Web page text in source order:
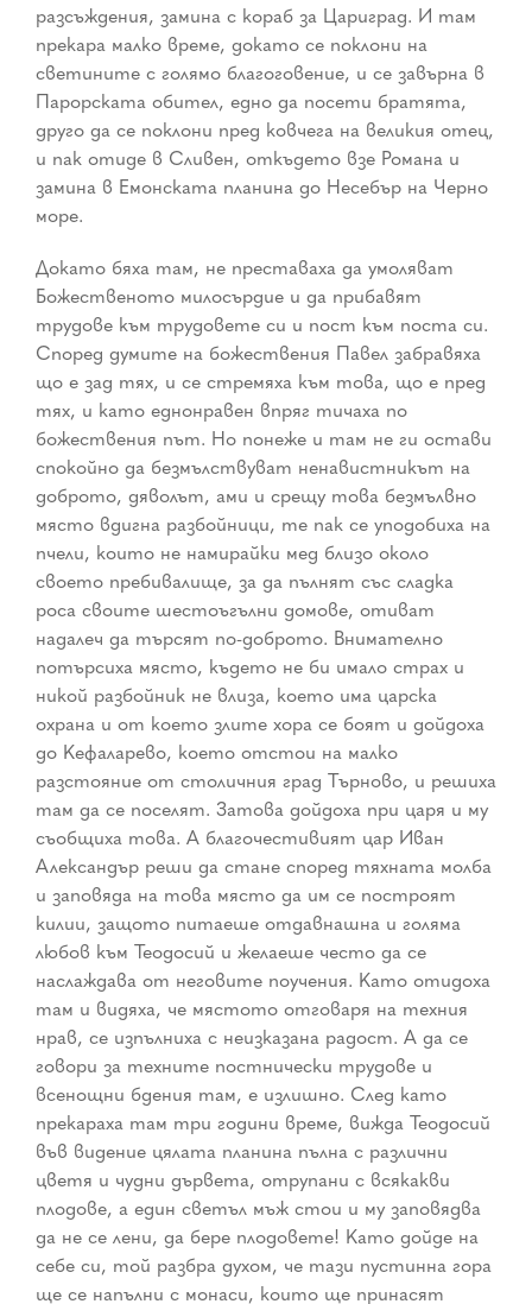
разсъждения, замина с кораб за Цариград. И там
прекара малко време, докато се поклони на
светините с голямо благоговение, и се завърна в
Парорската обител, едно да посети братята,
друго да се поклони пред ковчега на великия отец,
и пак отиде в Сливен, откъдето взе Романа и
замина в Емонската планина до Несебър на Черно
море.
Докато бяха там, не преставаха да умоляват
Божественото милосърдие и да прибавят
трудове към трудовете си и пост към поста си.
Според думите на божествения Павел забравяха
що е зад тях, и се стремяха към това, що е пред
тях, и като еднонравен впряг тичаха по
божествения път. Но понеже и там не ги остави
спокойно да безмълствуват ненавистникът на
доброто, дяволът, ами и срещу това безмълвно
място вдигна разбойници, те пак се уподобиха на
пчели, които не намирайки мед близо около
своето пребивалище, за да пълнят със сладка
роса своите шестоъгълни домове, отиват
надалеч да търсят по-доброто. Внимателно
потърсиха място, където не би имало страх и
никой разбойник не влиза, което има царска
охрана и от което злите хора се боят и дойдоха
до Кефаларево, което отстои на малко
разстояние от столичния град Търново, и решиха
там да се поселят. Затова дойдоха при царя и му
съобщиха това. А благочестивият цар Иван
Александър реши да стане според тяхната молба
и заповяда на това място да им се построят
килии, защото питаеше отдавнашна и голяма
любов към Теодосий и желаеше често да се
наслаждава от неговите поучения. Като отидоха
там и видяха, че мястото отговаря на техния
нрав, се изпълниха с неизказана радост. А да се
говори за техните постнически трудове и
всенощни бдения там, е излишно. След като
прекараха там три години време, вижда Теодосий
във видение цялата планина пълна с различни
цветя и чудни дървета, отрупани с всякакви
плодове, а един светъл мъж стои и му заповядва
да не се лени, да бере плодовете! Като дойде на
себе си, той разбра духом, че тази пустинна гора
ще се напълни с монаси, които ще принасят